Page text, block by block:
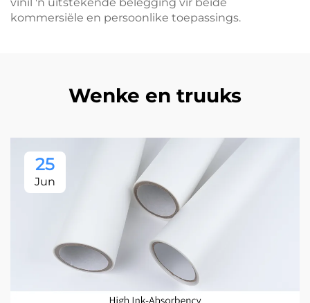
kommersiële en persoonlike toepassings.
Wenke en truuks
25
Jun